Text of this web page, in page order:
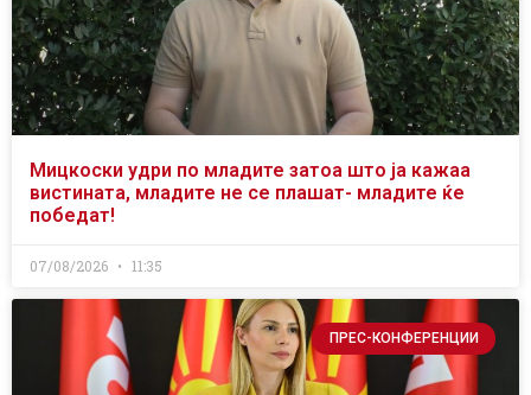
Мицкоски удри по младите затоа што ја кажаа
вистината, младите не се плашат- младите ќе
победат!
07/08/2026 11:35
ПРЕС-КОНФЕРЕНЦИИ